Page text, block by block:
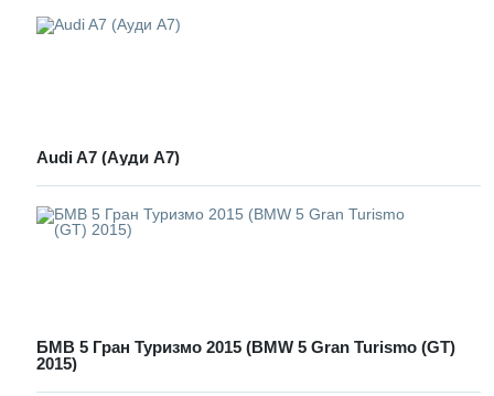
Аudi A7 (Ауди А7)
БМВ 5 Гран Туризмо 2015 (BMW 5 Gran Turismo (GT)
2015)